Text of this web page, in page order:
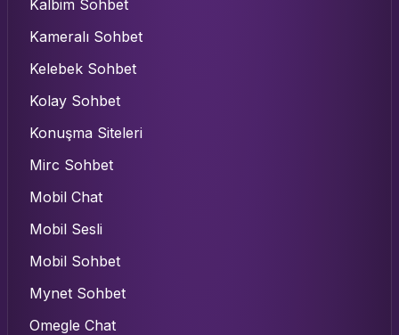
Kalbim Sohbet
Kameralı Sohbet
Kelebek Sohbet
Kolay Sohbet
Konuşma Siteleri
Mirc Sohbet
Mobil Chat
Mobil Sesli
Mobil Sohbet
Mynet Sohbet
Omegle Chat